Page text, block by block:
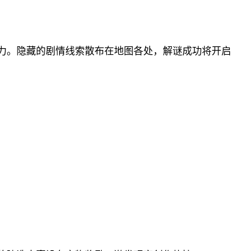
隐藏的剧情线索散布在地图各处，解谜成功将开启